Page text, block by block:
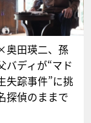
奥田瑛二、孫
バディが“マド
失踪事件”に挑
探偵のままで